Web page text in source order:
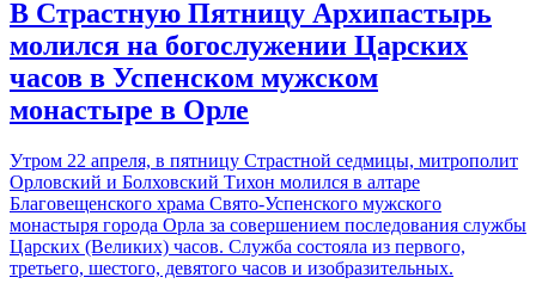
В Страстную Пятницу Архипастырь
молился на богослужении Царских
часов в Успенском мужском
монастыре в Орле
Утром 22 апреля, в пятницу Страстной седмицы, митрополит
Орловский и Болховский Тихон молился в алтаре
Благовещенского храма Свято-Успенского мужского
монастыря города Орла за совершением последования службы
Царских (Великих) часов. Служба состояла из первого,
третьего, шестого, девятого часов и изобразительных.